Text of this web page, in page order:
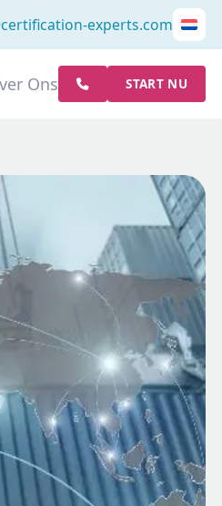
experts.com
Ons START NU